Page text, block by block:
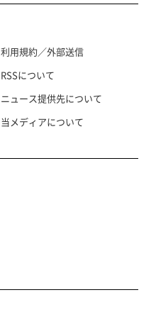
利用規約／外部送信
RSSについて
ニュース提供先について
当メディアについて